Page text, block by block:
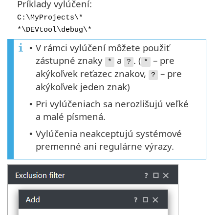
Príklady vylúčení:
C:\MyProjects\*
*\DEVtool\debug\*
• V rámci vylúčení môžete použiť
zástupné znaky
* a ? . ( *
– pre
akýkoľvek reťazec znakov,
?
– pre
akýkoľvek jeden znak)
• Pri vylúčeniach sa nerozlišujú veľké
a malé písmená.
• Vylúčenia neakceptujú systémové
premenné ani regulárne výrazy.